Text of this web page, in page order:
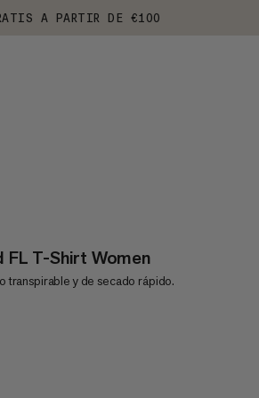
A PARTIR DE €100
FL T-Shirt Women
transpirable y de secado rápido.